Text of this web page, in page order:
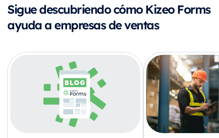
Sigue descubriendo cómo Kizeo Forms
ayuda a empresas de ventas